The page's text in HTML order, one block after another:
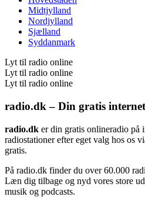
Midtjylland
Nordjylland
Sjælland
Syddanmark
Lyt til radio online
Lyt til radio online
Lyt til radio online
radio.dk – Din gratis
radio.dk er din gratis onlineradio på
radiostationer efter eget valg hos os
gratis.
På radio.dk finder du over 60.000
Læn dig tilbage og nyd vores store
musik og podcasts.